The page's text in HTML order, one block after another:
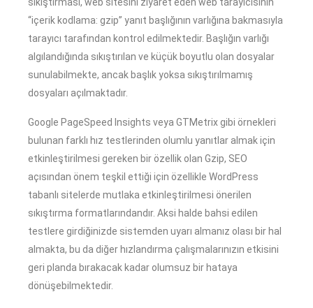
“içerik kodlama: gzip” yanıt başlığının varlığına bakmasıyla
tarayıcı tarafından kontrol edilmektedir. Başlığın varlığı
algılandığında sıkıştırılan ve küçük boyutlu olan dosyalar
sunulabilmekte, ancak başlık yoksa sıkıştırılmamış
dosyaları açılmaktadır.
Google PageSpeed ​​Insights veya GTMetrix gibi örnekleri
bulunan farklı hız testlerinden olumlu yanıtlar almak için
etkinleştirilmesi gereken bir özellik olan Gzip, SEO
açısından önem teşkil ettiği için özellikle WordPress
tabanlı sitelerde mutlaka etkinleştirilmesi önerilen
sıkıştırma formatlarındandır. Aksi halde bahsi edilen
testlere girdiğinizde sistemden uyarı almanız olası bir hal
almakta, bu da diğer hızlandırma çalışmalarınızın etkisini
geri planda bırakacak kadar olumsuz bir hataya
dönüşebilmektedir.